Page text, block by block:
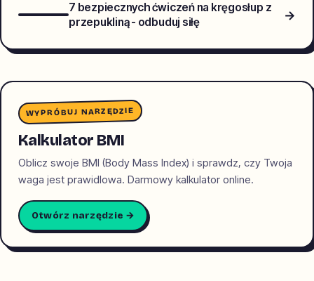
7 bezpiecznych ćwiczeń na kręgosłup z
przepukliną - odbuduj siłę
→
WYPRÓBUJ NARZĘDZIE
Kalkulator BMI
Oblicz swoje BMI (Body Mass Index) i sprawdz, czy Twoja
waga jest prawidlowa. Darmowy kalkulator online.
Otwórz narzędzie →